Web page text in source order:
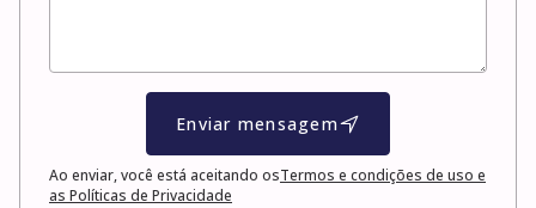
Enviar mensagem
Ao enviar, você está aceitando osTermos e condições de uso e
as Políticas de Privacidade